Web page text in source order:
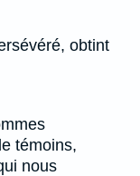
obtint
témoins,
nous